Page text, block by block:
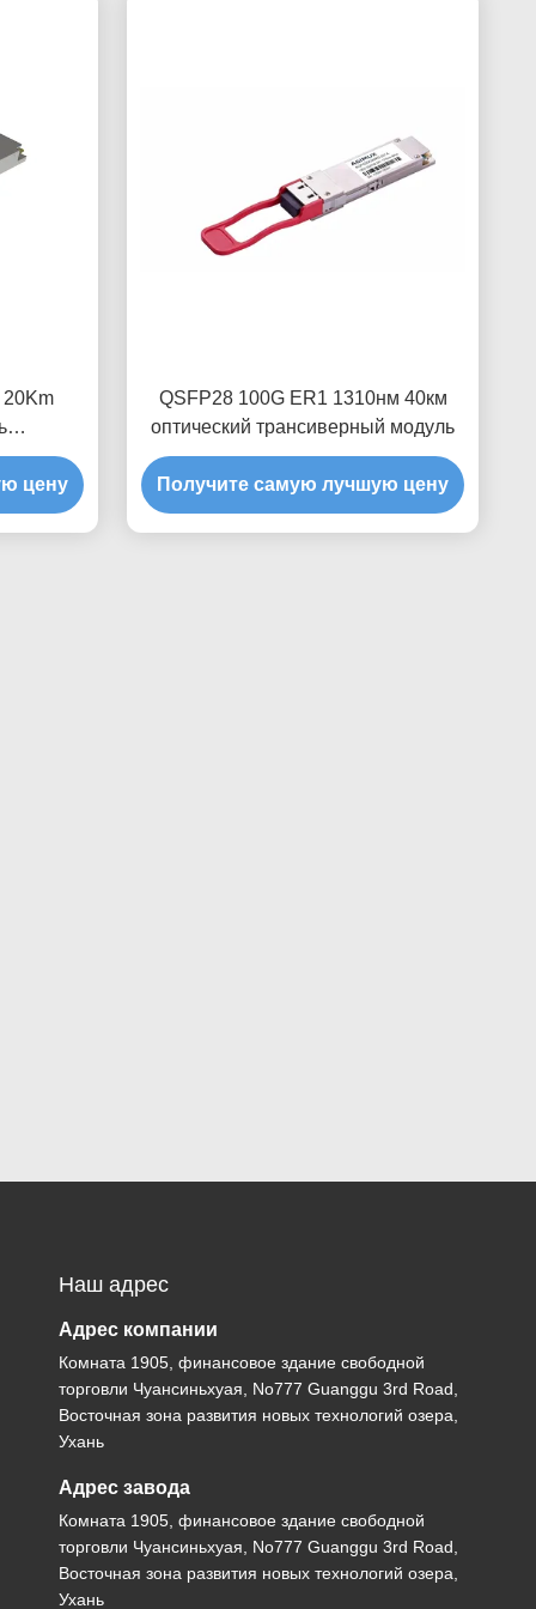
цену
QSFP28 100G ER1 1310нм 40км
оптический трансиверный модуль
Получите самую лучшую цену
Наш адрес
Адрес компании
Комната 1905, финансовое здание свободной
торговли Чуансиньхуая, No777 Guanggu 3rd Road,
Восточная зона развития новых технологий озера,
Ухань
Адрес завода
Комната 1905, финансовое здание свободной
торговли Чуансиньхуая, No777 Guanggu 3rd Road,
Восточная зона развития новых технологий озера,
Ухань